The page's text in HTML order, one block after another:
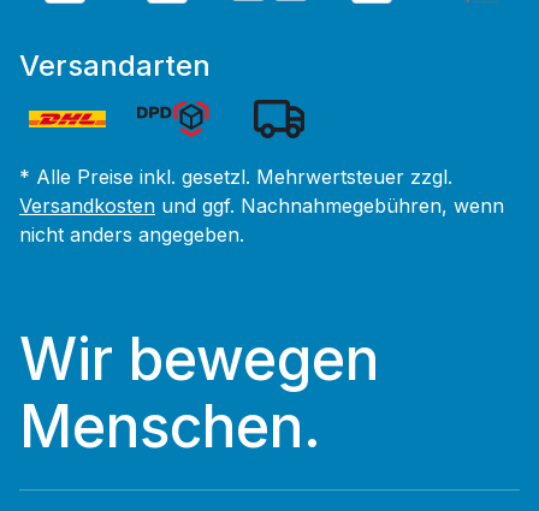
Versandarten
* Alle Preise inkl. gesetzl. Mehrwertsteuer zzgl.
Versandkosten und ggf. Nachnahmegebühren, wenn
nicht anders angegeben.
Wir bewegen
Menschen.